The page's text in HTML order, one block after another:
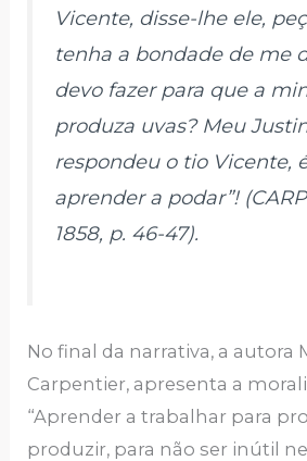
Vicente, disse-lhe ele,
tenha a bondade de me
devo fazer para que a
produza uvas? Meu
respondeu o tio Vicente,
aprender a podar”!
1858, p. 46-47).
No final da narrativa, a autora
Carpentier, apresenta a
“Aprender a trabalhar para
produzir, para não ser inútil